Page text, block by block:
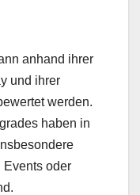
anhand ihrer
und ihrer
werden.
haben in
Events oder